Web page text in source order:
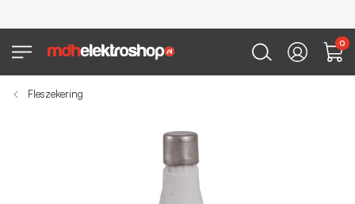
0
Fleszekering